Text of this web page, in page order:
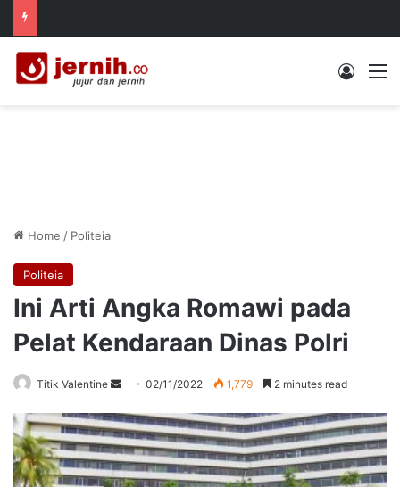
Log In
Home / Politeia
Politeia
Ini Arti Angka Romawi pada
Pelat Kendaraan Dinas Polri
Titik Valentine
Send
email
02/11/2022 1,779 2 minutes read